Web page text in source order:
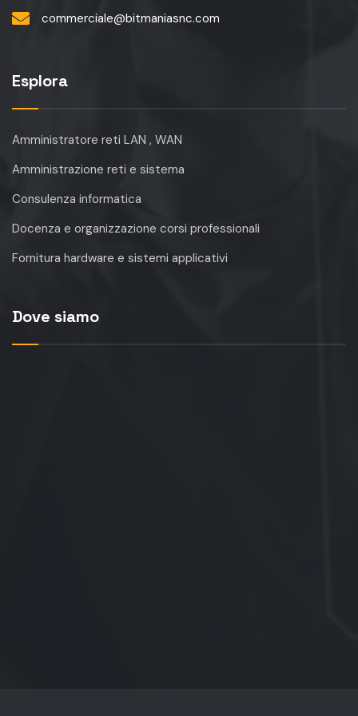
commerciale@bitmaniasnc.com
Esplora
Amministratore reti LAN , WAN
Amministrazione reti e sistema
Consulenza informatica
Docenza e organizzazione corsi professionali
Fornitura hardware e sistemi applicativi
Dove siamo